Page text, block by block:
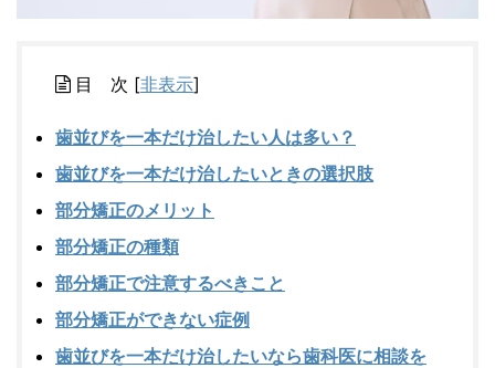
目 次 [非表示]
歯並びを一本だけ治したい人は多い？
歯並びを一本だけ治したいときの選択肢
部分矯正のメリット
部分矯正の種類
部分矯正で注意するべきこと
部分矯正ができない症例
歯並びを一本だけ治したいなら歯科医に相談を